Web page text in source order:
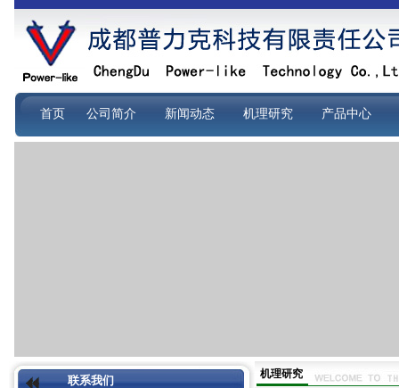
首页 公司简介 新闻动态 机理研究 产品中心
联系我们 机理研究